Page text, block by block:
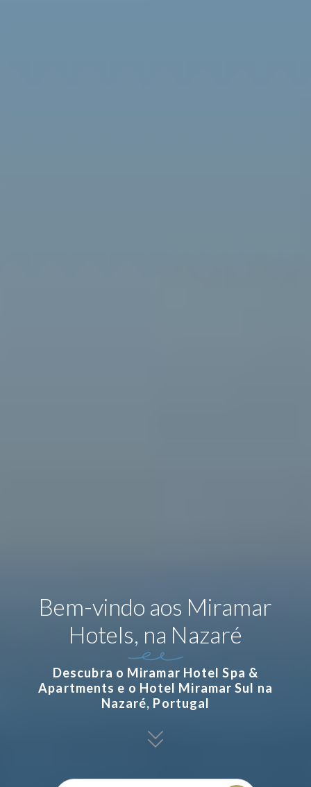
Bem-vindo aos Miramar
Hotels, na Nazaré
Descubra o Miramar Hotel Spa &
Apartments e o Hotel Miramar Sul na
Nazaré, Portugal